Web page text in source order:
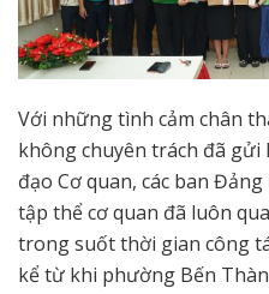
Với những tình cảm chân
không chuyên trách đã gửi
đạo Cơ quan, các ban
tập thể cơ quan đã luôn
trong suốt thời gian công
kể từ khi phường Bến